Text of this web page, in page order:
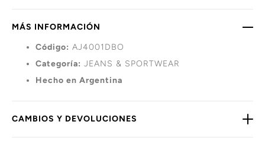
MÁS INFORMACIÓN
Código: AJ4001DBO
Categoría: JEANS & SPORTWEAR
Hecho en Argentina
CAMBIOS Y DEVOLUCIONES